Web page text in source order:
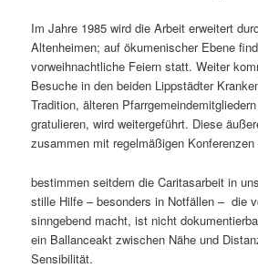
Im Jahre 1985 wird die Arbeit erweitert
Altenheimen; auf ökumenischer Ebene
vorweihnachtliche Feiern statt. Weiter
Besuche in den beiden Lippstädter
Tradition, älteren
gratulieren, wird weitergeführt. Diese
zusammen mit regelmäßigen Konferenzen
bestimmen seitdem die Caritasarbeit in
stille Hilfe – besonders in Notfällen – die
sinngebend macht, ist nicht
ein Ballanceakt zwischen Nähe und
Sensibilität.